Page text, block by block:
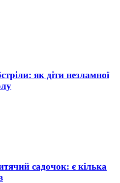
як діти незламної
садочок: є кілька